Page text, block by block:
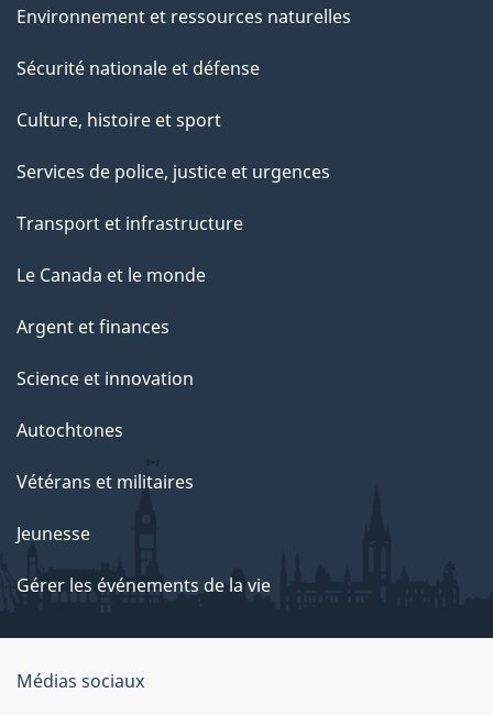
Environnement et ressources naturelles
Sécurité nationale et défense
Culture, histoire et sport
Services de police, justice et urgences
Transport et infrastructure
Le Canada et le monde
Argent et finances
Science et innovation
Autochtones
Vétérans et militaires
Jeunesse
Gérer les événements de la vie
Organisation
Médias sociaux